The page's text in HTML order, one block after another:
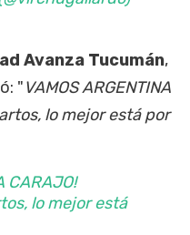
Avanza Tucumán,
"VAMOS ARGENTINA
lo mejor está por
CARAJO!
lo mejor está